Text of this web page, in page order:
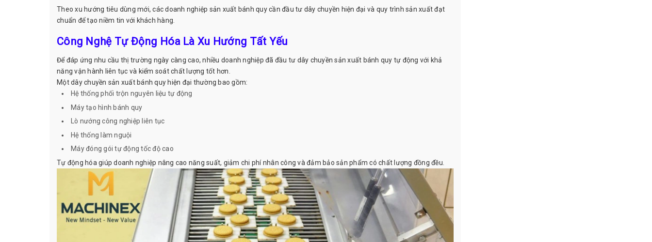
Theo xu hướng tiêu dùng mới, các doanh nghiệp sản xuất bánh quy cần đầu tư dây chuyền hiện đại và quy trình sản xuất đạt
chuẩn để tạo niềm tin với khách hàng.
Công Nghệ Tự Động Hóa Là Xu Hướng Tất Yếu
Để đáp ứng nhu cầu thị trường ngày càng cao, nhiều doanh nghiệp đã đầu tư dây chuyền sản xuất bánh quy tự động với khả
năng vận hành liên tục và kiểm soát chất lượng tốt hơn.
Một dây chuyền sản xuất bánh quy hiện đại thường bao gồm:
Hệ thống phối trộn nguyên liệu tự động
Máy tạo hình bánh quy
Lò nướng công nghiệp liên tục
Hệ thống làm nguội
Máy đóng gói tự động tốc độ cao
Tự động hóa giúp doanh nghiệp nâng cao năng suất, giảm chi phí nhân công và đảm bảo sản phẩm có chất lượng đồng đều.